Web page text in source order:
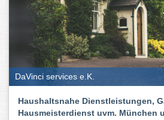
DaVinci services e.K.
Haushaltsnahe Dienstleistungen,
Hausmeisterdienst uvm. München